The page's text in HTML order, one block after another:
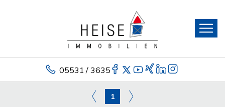
05531 / 3635
1